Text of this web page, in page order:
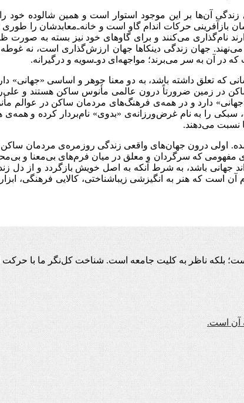
زندگی آن‌ها بر این موجود استوار است و همین شالوده
حرکات اندام گاو است و خانه‌ـ‌معابدشان را طوری
نام‌گذاری می‌کنند و برای گاو‌های خود نیز بسته به
جهان زندگی دینکاها جهان ارزش‌گذاری است، نه
آن به سر می‌برند؛ مواجهه‌ای دو‌ـ‌سویه و درگیرانه.
که تعلق داشته باشد، به دو معنا جوهر و اساسی «جهانی»
در زمین ضرورتاً درون عالمی مأنوس ساکن هستند و
دارد و در همه‌ی فرهنگ‌های مردمان ساکن در
سبکی را به نام غرض‌ورزانه‌ی «بدوی» نام‌بردار کرده و
نسبت می‌دهند.
اولی درون جهان‌های واقعی زندگی روزمره‌ی مردمان
مفهومی که سرگردان و معلق در میان فرم‌های بی‌معنا و
جهانی باشد، به شرط آنکه به اصل خویش بازگردد و از دل
است که هنر به انگیزشی زیباشناختی، کالایی فرهنگی،
بلکه ناظر به کلیت جامعه است. شناخت کل‌نگر ما با حرکت
آن است.